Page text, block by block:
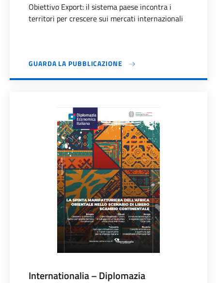
Obiettivo Export: il sistema paese incontra i
territori per crescere sui mercati internazionali
GUARDA LA PUBBLICAZIONE
Internationalia – Diplomazia